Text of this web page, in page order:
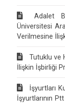
Adalet
Üniversitesi
Verilmesine
Tutuklu ve
İlişkin İşbirliği
İşyurtları
İşyurtlarının